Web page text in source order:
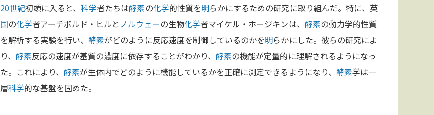
20世紀初頭に入ると、 科学者たちは酵素の化学的性質を明らかにするための研究に取り組んだ。特に、英
国の化学者アーチボルド・ヒルと ノルウェーの生物化学者マイケル・ホージキンは、 酵素の動力学的性質
を解析する実験を行い、 酵素がどのように反応速度を制御しているのかを明らかにした。彼らの研究によ
り、 酵素反応の速度が基質の濃度に依存することがわかり、 酵素の機能が定量的に理解されるようになっ
た。これにより、 酵素が生体内でどのように機能しているかを正確に測定できるようになり、 酵素学は一
層科学的な基盤を固めた。